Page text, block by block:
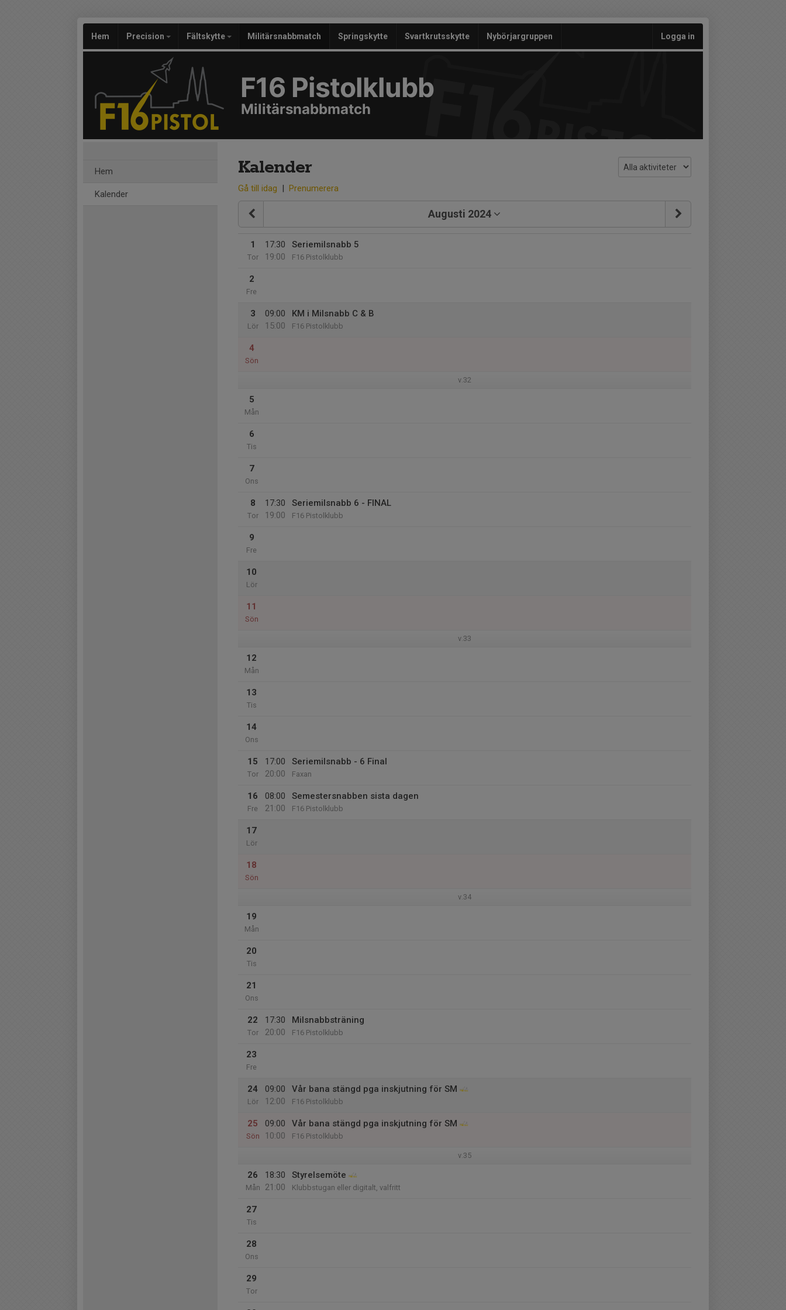
Hem Precision Fältskytte Militärsnabbmatch Springskytte Svartkrutsskytte Nybörjargruppen Logga in
F16 Pistolklubb
Militärsnabbmatch
Hem
Kalender
Kalender
Gå till idag | Prenumerera
Augusti 2024
1
Tor
17:30
19:00
Seriemilsnabb 5
F16 Pistolklubb
2
Fre
3
Lör
09:00
15:00
KM i Milsnabb C & B
F16 Pistolklubb
4
Sön
v.32
5
Mån
6
Tis
7
Ons
8
Tor
17:30
19:00
Seriemilsnabb 6 - FINAL
F16 Pistolklubb
9
Fre
10
Lör
11
Sön
v.33
12
Mån
13
Tis
14
Ons
15
Tor
17:00
20:00
Seriemilsnabb - 6 Final
Faxan
16
Fre
08:00
21:00
Semestersnabben sista dagen
F16 Pistolklubb
17
Lör
18
Sön
v.34
19
Mån
20
Tis
21
Ons
22
Tor
17:30
20:00
Milsnabbsträning
F16 Pistolklubb
23
Fre
24
Lör
09:00
12:00
Vår bana stängd pga inskjutning för SM
F16 Pistolklubb
25
Sön
09:00
10:00
Vår bana stängd pga inskjutning för SM
F16 Pistolklubb
v.35
26
Mån
18:30
21:00
Styrelsemöte
Klubbstugan eller digitalt, valfritt
27
Tis
28
Ons
29
Tor